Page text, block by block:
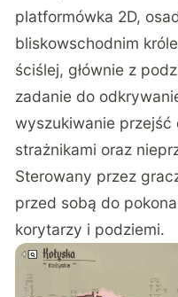
platformówka 2D,
bliskowschodnim
ściślej, głównie z
zadanie do
wyszukiwanie przejść
strażnikami oraz
Sterowany przez
przed sobą do
korytarzy i podziemi.